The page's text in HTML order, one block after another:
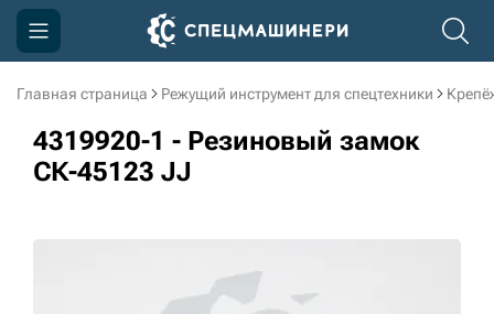
Главная страница Режущий инструмент для спецтехники
4319920-1 - Резиновый замок
СК-45123 JJ
Компания
Акции